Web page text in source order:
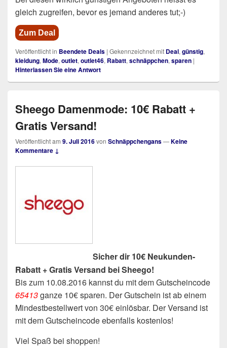
gleich zugreifen, bevor es jemand anderes tut;-)
Zum Deal
Veröffentlicht in Beendete Deals | Gekennzeichnet mit Deal,günstig,
kleidung,Mode,outlet,outlet46, Rabatt,schnäppchen,sparen |
Hinterlassen Sie eine Antwort
Sheego Damenmode: 10€ Rabatt +
Gratis Versand!
Veröffentlicht am 9. Juli 2016von Schnäppchengans—Keine
Kommentare ↓
Sicher dir 10€ Neukunden-
Rabatt + Gratis Versand bei Sheego!
Bis zum 10.08.2016 kannst du mit dem Gutscheincode
65413ganze 10€ sparen. Der Gutschein ist ab einem
Mindestbestellwert von 30€ einlösbar. Der Versand ist
mit dem Gutscheincode ebenfalls kostenlos!
Viel Spaß bei shoppen!